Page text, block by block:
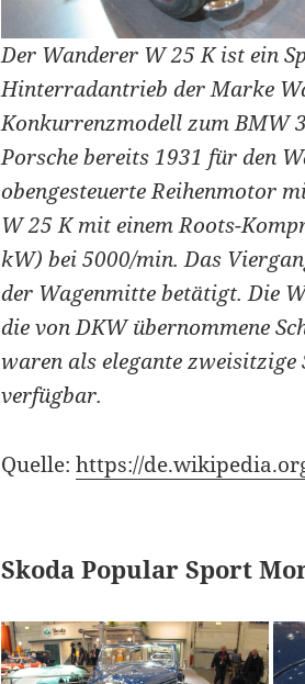
Der Wanderer W 25 K ist ein
Hinterradantrieb der Marke
Konkurrenzmodell zum BMW
Porsche bereits 1931 für den
obengesteuerte Reihenmotor
W 25 K mit einem Roots-
kW) bei 5000/min. Das
der Wagenmitte betätigt. Die
die von DKW übernommene
waren als elegante
verfügbar.
Quelle:https://
Skoda Popular Sport